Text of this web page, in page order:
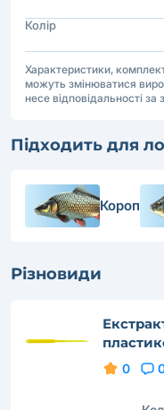
Колір
Характеристики,
можуть змінюватися
несе відповідальності
Підходить для
Короп
Різновиди
0